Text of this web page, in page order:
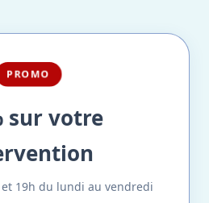
PROMO
sur votre
19h du lundi au vendredi